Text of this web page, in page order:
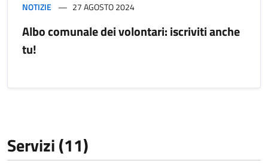
NOTIZIE 27 AGOSTO 2024
Albo comunale dei volontari: iscriviti anche
tu!
Servizi (11)